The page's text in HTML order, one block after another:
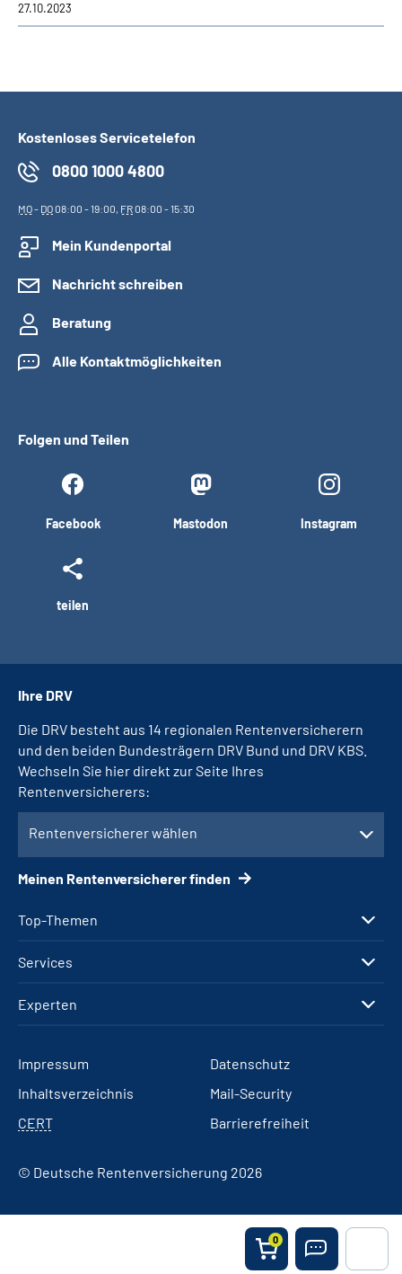
27.10.2023
0
Kostenloses Servicetelefon
0800 1000 4800
MO- DO08:00 - 19:00, FR08:00 - 15:30
Mein Kundenportal
Nachricht schreiben
Beratung
Alle Kontaktmöglichkeiten
Folgen und Teilen
Facebook Mastodon Instagram
teilen
Top-Themen
Services
Experten
Ihre DRV
Die DRV besteht aus 14 regionalen Rentenversicherern
und den beiden Bundesträgern DRV Bund und DRV KBS.
Wechseln Sie hier direkt zur Seite Ihres
Rentenversicherers:
Rentenversicherer wählen
Meinen Rentenversicherer finden
Impressum
Datenschutz
Inhaltsverzeichnis
Mail-Security
CERT
Barrierefreiheit
© Deutsche Rentenversicherung 2026